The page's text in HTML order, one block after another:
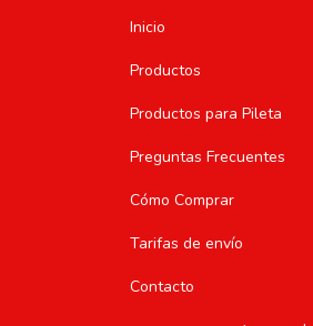
Inicio
Productos
Productos para Pileta
Preguntas Frecuentes
Cómo Comprar
Tarifas de envío
Contacto